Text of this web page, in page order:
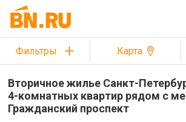
Фильтры Карта
Вторичное жилье Санкт-
4-комнатных квартир рядом с
Гражданский проспект